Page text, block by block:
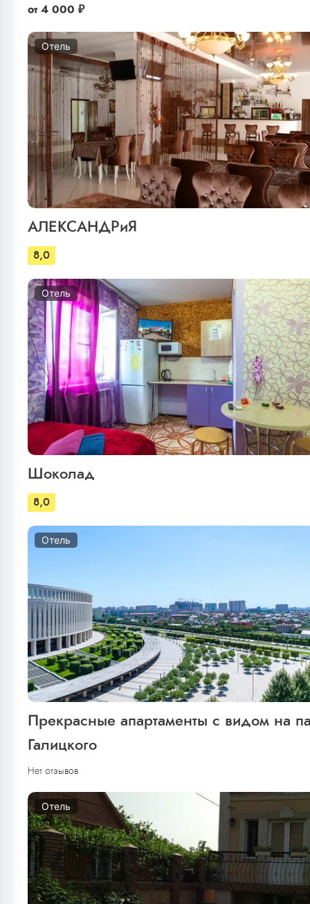
от 4 000 ₽
Отель
АЛЕКСАНДРиЯ
8,0
Отель
Шоколад
8,0
Отель
Прекрасные апартаменты с видом на
Галицкого
Нет отзывов
Отель